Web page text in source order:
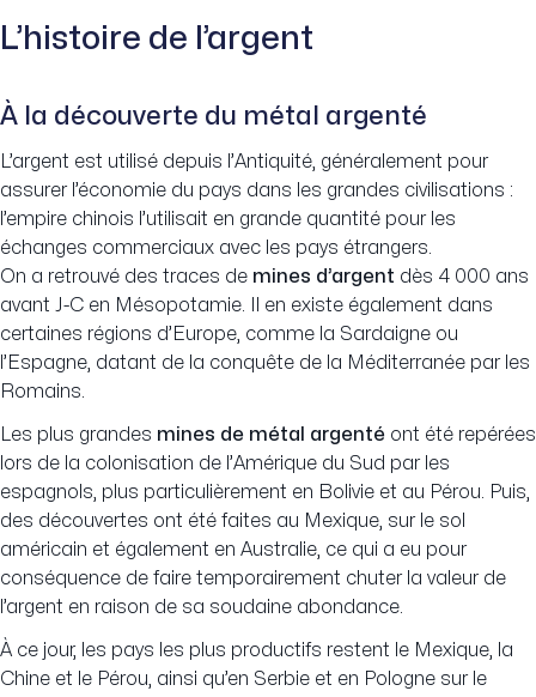
L’histoire de l’argent
À la découverte du métal argenté
L’argent est utilisé depuis l’Antiquité, généralement pour
assurer l’économie du pays dans les grandes civilisations :
l’empire chinois l’utilisait en grande quantité pour les
échanges commerciaux avec les pays étrangers.
On a retrouvé des traces de mines d’argent dès 4 000 ans
avant J-C en Mésopotamie. Il en existe également dans
certaines régions d’Europe, comme la Sardaigne ou
l’Espagne, datant de la conquête de la Méditerranée par les
Romains.
Les plus grandes mines de métal argenté ont été repérées
lors de la colonisation de l’Amérique du Sud par les
espagnols, plus particulièrement en Bolivie et au Pérou. Puis,
des découvertes ont été faites au Mexique, sur le sol
américain et également en Australie, ce qui a eu pour
conséquence de faire temporairement chuter la valeur de
l’argent en raison de sa soudaine abondance.
À ce jour, les pays les plus productifs restent le Mexique, la
Chine et le Pérou, ainsi qu’en Serbie et en Pologne sur le